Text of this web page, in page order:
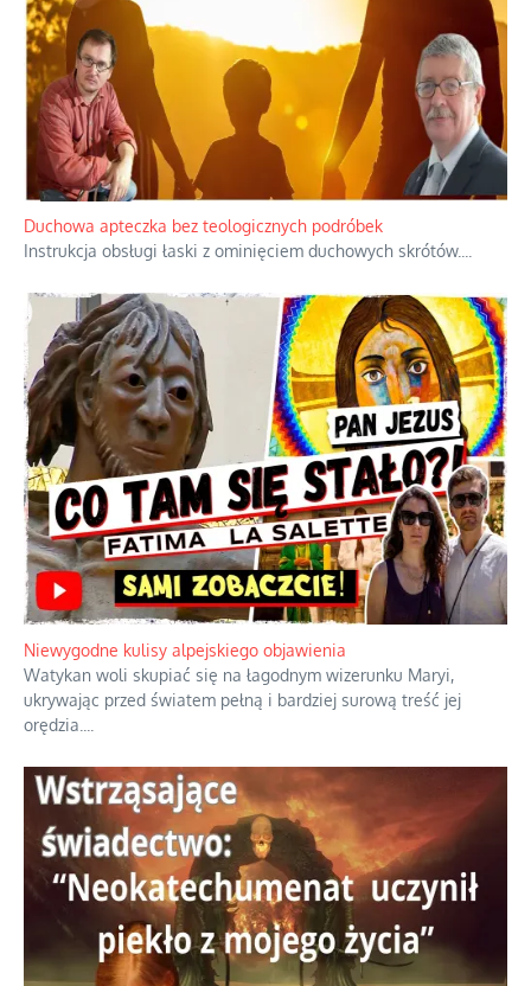
Niezwykły scenariusz bez państwowej dotacji
Reżyser Jerzy Zalewski przedstawia kulisy powstawania swoich
dokumentów, wyzwania związane z ich finansowaniem oraz
nieznane fakty dotyczące biografii...
Duchowa apteczka bez teologicznych podróbek
Instrukcja obsługi łaski z ominięciem duchowych skrótów.